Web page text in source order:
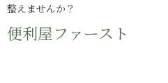
整えませんか？
便利屋ファースト